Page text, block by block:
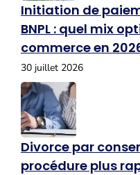
Initiation de
BNPL : quel mix
commerce en
30 juillet 2026
Divorce par
procédure plus